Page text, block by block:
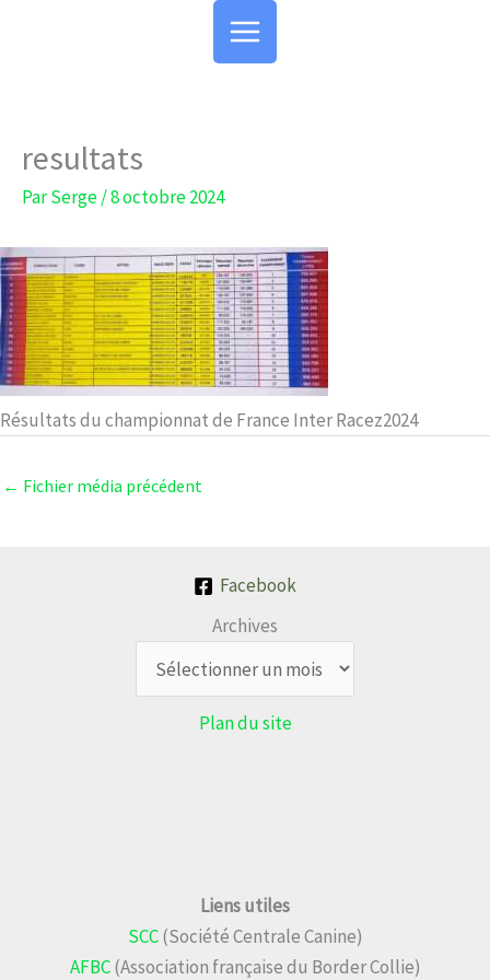
resultats
ParSerge/8 octobre 2024
Résultats du championnat de France Inter Racez2024
← Fichier média précédent
Facebook
Archives
Plan du site
Liens utiles
SCC(Société Centrale Canine)
AFBC(Association française du Border Collie)